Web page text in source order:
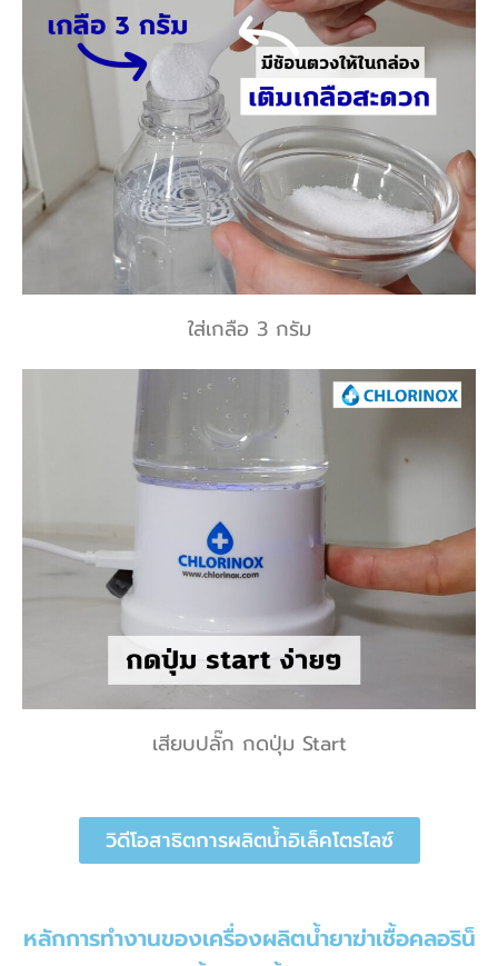
ใส่เกลือ 3 กรัม
เสียบปลั๊ก กดปุ่ม Start
วิดีโอสาธิตการผลิตน้ำอิเล็คโตรไลซ์
หลักการทำงานของเครื่องผลิตน้ำยาฆ่าเชื้อคลอริน็